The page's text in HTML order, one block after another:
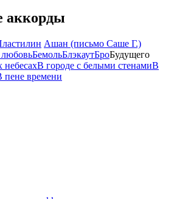
аккорды
Ашан (письмо Саше Г.)
любовьБемольБлэкаутБроБудущего
небесахВ городе с белыми стенамиВ
пене времени